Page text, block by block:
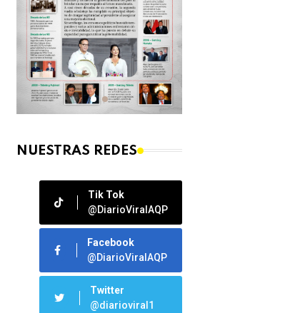
NUESTRAS REDES
Tik Tok
@DiarioViralAQP
Facebook
@DiarioViralAQP
Twitter
@diarioviral1